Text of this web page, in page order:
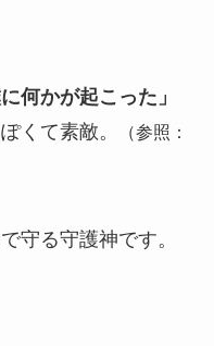
何かが起こった」
くて素敵。
（参照：
守る守護神です。